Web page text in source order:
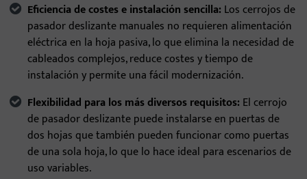
Eficiencia de costes e instalación sencilla: Los cerrojos de
pasador deslizante manuales no requieren alimentación
eléctrica en la hoja pasiva, lo que elimina la necesidad de
cableados complejos, reduce costes y tiempo de
instalación y permite una fácil modernización.
Flexibilidad para los más diversos requisitos: El cerrojo
de pasador deslizante puede instalarse en puertas de
dos hojas que también pueden funcionar como puertas
de una sola hoja, lo que lo hace ideal para escenarios de
uso variables.